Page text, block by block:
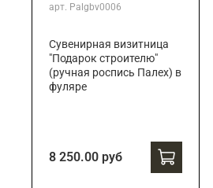
арт. Palgbv0006
Сувенирная визитница
"Подарок строителю"
(ручная роспись Палех) в
фуляре
8 250.00 руб